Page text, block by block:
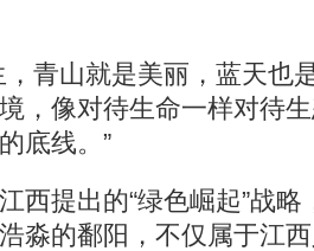
青山就是美丽，蓝天也
，像对待生命一样对待
底线。”
提出的“绿色崛起”战略
淼的鄱阳，不仅属于江